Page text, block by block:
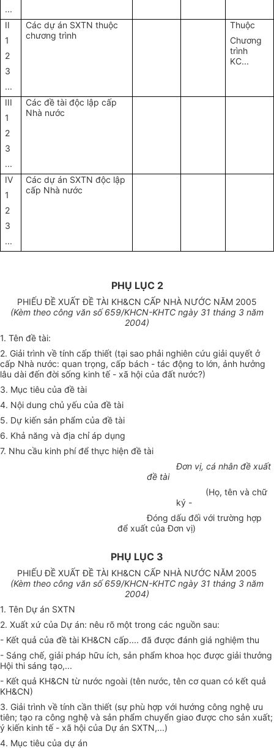
...
II
1
2
3
...
Các dự án SXTN thuộc
chương trình
Thuộc
Chương
trình
KC...
III
1
2
3
...
Các đề tài độc lập cấp
Nhà nước
IV
1
2
3
...
Các dự án SXTN độc lập
cấp Nhà nước
PHỤ LỤC 2
PHIẾU ĐỀ XUẤT ĐỀ TÀI KH&CN CẤP NHÀ NƯỚC NĂM 2005
(Kèm theo công văn số 659/KHCN-KHTC ngày 31 tháng 3 năm
2004)
1. Tên đề tài:
2. Giải trình về tính cấp thiết (tại sao phải nghiên cứu giải quyết ở
cấp Nhà nước: quan trọng, cấp bách - tác động to lớn, ảnh hưởng
lâu dài đến đời sống kinh tế - xã hội của đất nước?)
3. Mục tiêu của đề tài
4. Nội dung chủ yếu của đề tài
5. Dự kiến sản phẩm của đề tài
6. Khả năng và địa chỉ áp dụng
7. Nhu cầu kinh phí để thực hiện đề tài
Đơn vị, cá nhân đề xuất
đề tài
(Họ, tên và chữ
ký -
Đóng dấu đối với trường hợp
để xuất của Đơn vị)
PHỤ LỤC 3
PHIẾU ĐỀ XUẤT ĐỀ TÀI KH&CN CẤP NHÀ NƯỚC NĂM 2005
(Kèm theo công văn số 659/KHCN-KHTC ngày 31 tháng 3 năm
2004)
1. Tên Dự án SXTN
2. Xuất xứ của Dự án: nêu rõ một trong các nguồn sau:
- Kết quả của đề tài KH&CN cấp.... đã được đánh giá nghiệm thu
- Sáng chế, giải pháp hữu ích, sản phẩm khoa học được giải thưởng
Hội thi sáng tạo,...
- Kết quả KH&CN từ nước ngoài (tên nước, tên cơ quan có kết quả
KH&CN)
3. Giải trình về tính cần thiết (sự phù hợp với hướng công nghệ ưu
tiên; tạo ra công nghệ và sản phẩm chuyển giao được cho sản xuất;
ý kiến kinh tế - xã hội của Dự án SXTN,...)
4. Mục tiêu của dự án